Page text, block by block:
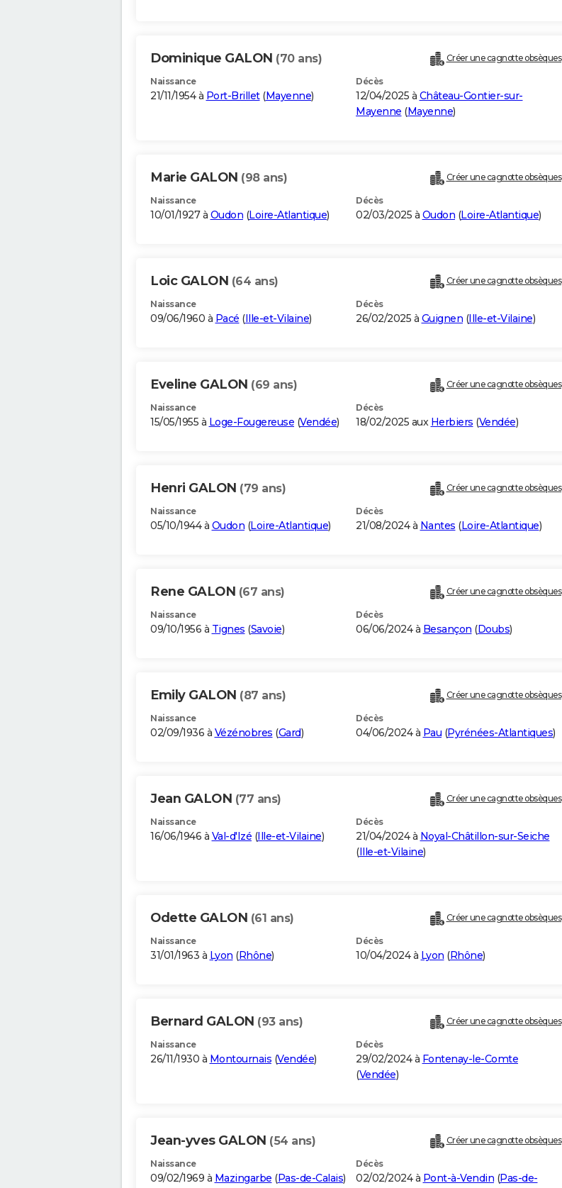
Dominique GALON (70 ans) Créer une cagnotte obsèques
Naissance
21/11/1954 à Port-Brillet(Mayenne)
Décès
12/04/2025 à Château-Gontier-sur-
Mayenne (Mayenne)
Marie GALON (98 ans) Créer une cagnotte obsèques
Naissance
10/01/1927 à Oudon (Loire-Atlantique)
Décès
02/03/2025 à Oudon (Loire-Atlantique)
Loic GALON (64 ans) Créer une cagnotte obsèques
Naissance
09/06/1960 à Pacé (Ille-et-Vilaine)
Décès
26/02/2025 à Guignen (Ille-et-Vilaine)
Eveline GALON (69 ans) Créer une cagnotte obsèques
Naissance
15/05/1955 à Loge-Fougereuse (Vendée)
Décès
18/02/2025 aux Herbiers (Vendée)
Henri GALON (79 ans) Créer une cagnotte obsèques
Naissance
05/10/1944 à Oudon (Loire-Atlantique)
Décès
21/08/2024 à Nantes (Loire-Atlantique)
Rene GALON (67 ans) Créer une cagnotte obsèques
Naissance
09/10/1956 à Tignes (Savoie)
Décès
06/06/2024 à Besançon (Doubs)
Emily GALON (87 ans) Créer une cagnotte obsèques
Naissance
02/09/1936 à Vézénobres (Gard)
Décès
04/06/2024 à Pau (Pyrénées-Atlantiques)
Jean GALON (77 ans) Créer une cagnotte obsèques
Naissance
16/06/1946 à Val-d'Izé (Ille-et-Vilaine)
Décès
21/04/2024 à Noyal-Châtillon-sur-Seiche
(Ille-et-Vilaine)
Odette GALON (61 ans) Créer une cagnotte obsèques
Naissance
31/01/1963 à Lyon (Rhône)
Décès
10/04/2024 à Lyon (Rhône)
Bernard GALON (93 ans) Créer une cagnotte obsèques
Naissance
26/11/1930 à Montournais (Vendée)
Décès
29/02/2024 à Fontenay-le-Comte
(Vendée)
Jean-yves GALON (54 ans) Créer une cagnotte obsèques
Naissance
09/02/1969 à Mazingarbe (Pas-de-Calais)
Décès
02/02/2024 à Pont-à-Vendin (Pas-de-